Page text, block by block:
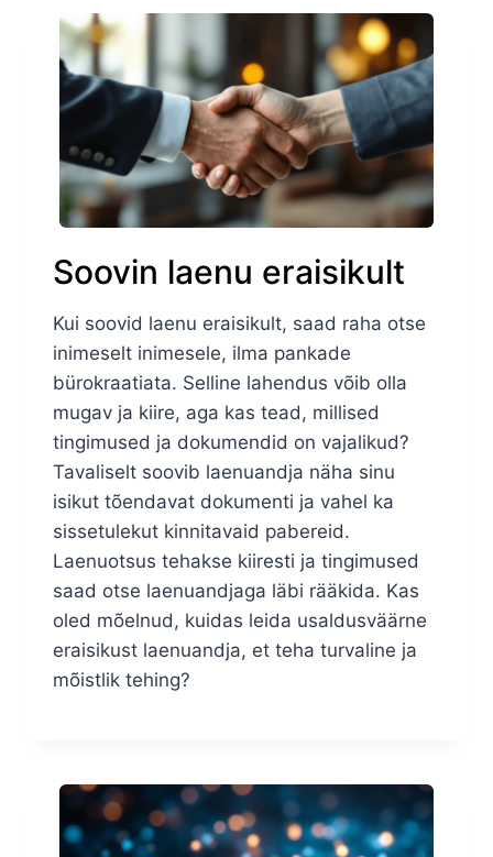
Soovin laenu eraisikult
Kui soovid laenu eraisikult, saad raha otse
inimeselt inimesele, ilma pankade
bürokraatiata. Selline lahendus võib olla
mugav ja kiire, aga kas tead, millised
tingimused ja dokumendid on vajalikud?
Tavaliselt soovib laenuandja näha sinu
isikut tõendavat dokumenti ja vahel ka
sissetulekut kinnitavaid pabereid.
Laenuotsus tehakse kiiresti ja tingimused
saad otse laenuandjaga läbi rääkida. Kas
oled mõelnud, kuidas leida usaldusväärne
eraisikust laenuandja, et teha turvaline ja
mõistlik tehing?